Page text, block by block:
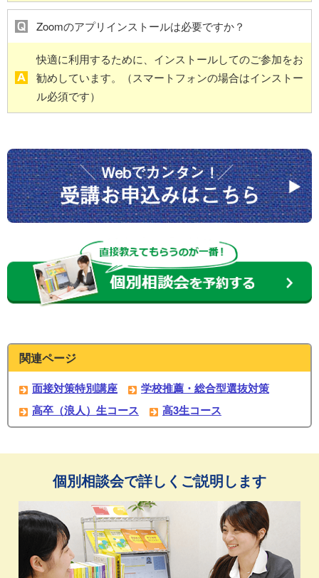
Zoomのアプリインストールは必要ですか？
快適に利用するために、インストールしてのご参加をお
勧めしています。（スマートフォンの場合はインストー
ル必須です）
関連ページ
面接対策特別講座
学校推薦・総合型選抜対策
高卒（浪人）生コース
高3生コース
個別相談会で詳しくご説明します